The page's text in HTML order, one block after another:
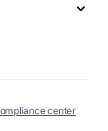
center